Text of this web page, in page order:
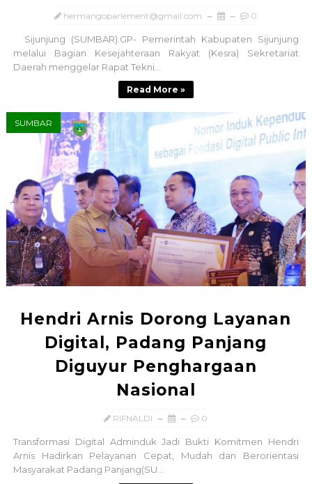
hermangoparlement@gmail.com 0
Sijunjung (SUMBAR).GP- Pemerintah Kabupaten Sijunjung
melalui Bagian Kesejahteraan Rakyat (Kesra) Sekretariat
Daerah menggelar Rapat Tekni...
Read More »
SUMBAR
Hendri Arnis Dorong Layanan
Digital, Padang Panjang
Diguyur Penghargaan
Nasional
RIFNALDI 0
Transformasi Digital Adminduk Jadi Bukti Komitmen Hendri
Arnis Hadirkan Pelayanan Cepat, Mudah dan Berorientasi
Masyarakat Padang Panjang(SU...